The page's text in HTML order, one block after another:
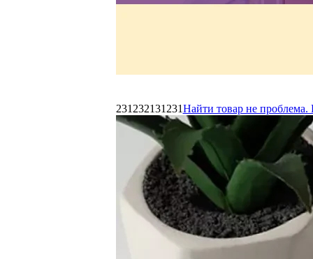
231232131231Найти товар не проблема.